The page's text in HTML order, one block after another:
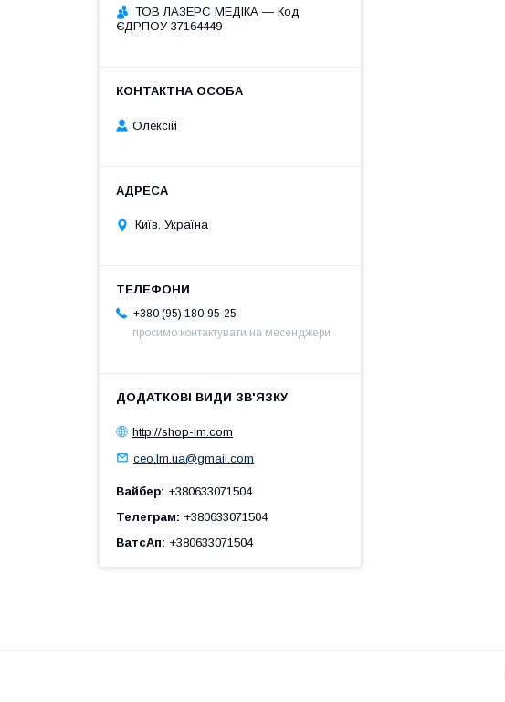
ТОВ ЛАЗЕРС МЕДІКА — Код
ЄДРПОУ 37164449
Олексій
Київ, Україна
+380 (95) 180-95-25
просимо контактувати на месенджери
http://shop-lm.com
ceo.lm.ua@gmail.com
Вайбер +380633071504
Телеграм
+380633071504
ВатсАп
+380633071504